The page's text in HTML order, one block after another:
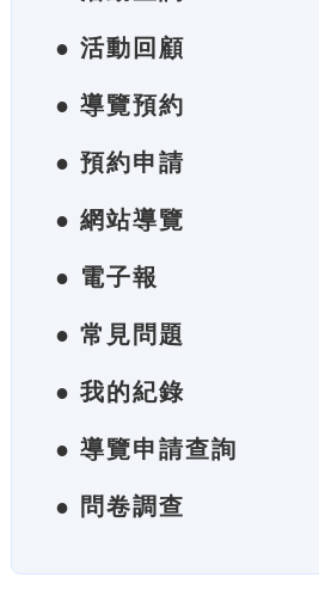
● 活動回顧
● 導覽預約
● 預約申請
● 網站導覽
● 電子報
● 常見問題
● 我的紀錄
● 導覽申請查詢
● 問卷調查